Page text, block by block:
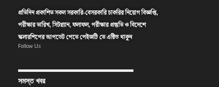
প্রতিদিন প্রকাশিত সকল সরকারি-বেসরকারি চাকরির নিয়োগ বিজ্ঞপ্তি,
পরীক্ষার তারিখ, সিটপ্ল্যান, ফলাফল, পরীক্ষার প্রস্তুতি ও বিদেশে
স্কলারশিপের আপডেট পেতে পেইজটি তে এক্টিভ থাকুন
Follow Us
সমস্ত খবর